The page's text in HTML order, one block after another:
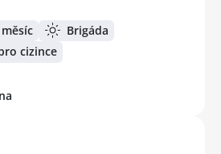
Brigáda
cizince